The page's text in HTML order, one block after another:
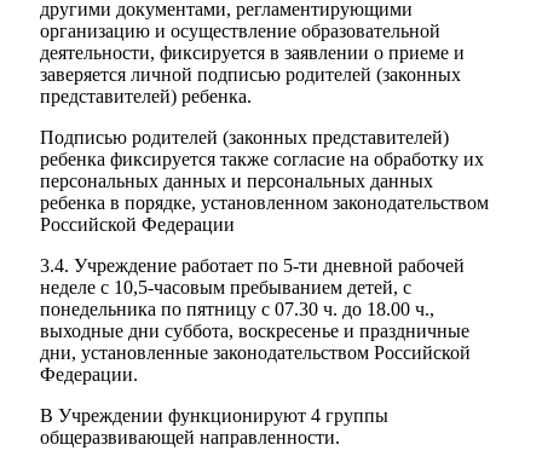
другими документами, регламентирующими
организацию и осуществление образовательной
деятельности, фиксируется в заявлении о приеме и
заверяется личной подписью родителей (законных
представителей) ребенка.
Подписью родителей (законных представителей)
ребенка фиксируется также согласие на обработку их
персональных данных и персональных данных
ребенка в порядке, установленном законодательством
Российской Федерации
3.4. Учреждение работает по 5-ти дневной рабочей
неделе с 10,5-часовым пребыванием детей, с
понедельника по пятницу с 07.30 ч. до 18.00 ч.,
выходные дни суббота, воскресенье и праздничные
дни, установленные законодательством Российской
Федерации.
В Учреждении функционируют 4 группы
общеразвивающей направленности.